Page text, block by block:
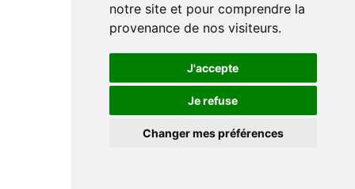
notre site et pour comprendre la
provenance de nos visiteurs.
J'accepte
Je refuse
Changer mes préférences